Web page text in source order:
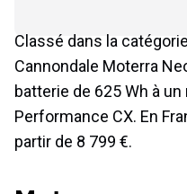
Classé dans la
Cannondale Moterra
batterie de 625 Wh à
Performance CX. En
partir de 8 799 €.